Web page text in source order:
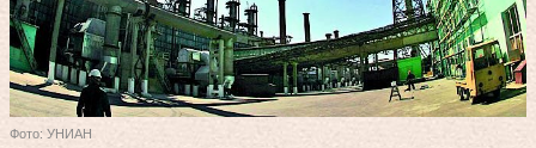
Фото: УНИАН